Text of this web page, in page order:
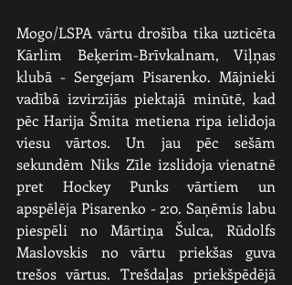
Mogo/LSPA vārtu drošība tika uzticēta
Kārlim Beķerim-Brīvkalnam, Viļņas
klubā - Sergejam Pisarenko. Mājnieki
vadībā izvirzījās piektajā minūtē, kad
pēc Harija Šmita metiena ripa ielidoja
viesu vārtos. Un jau pēc sešām
sekundēm Niks Zīle izslidoja vienatnē
pret Hockey Punks vārtiem un
apspēlēja Pisarenko - 2:0. Saņēmis labu
piespēli no Mārtiņa Šulca, Rūdolfs
Maslovskis no vārtu priekšas guva
trešos vārtus. Trešdaļas priekšpēdējā